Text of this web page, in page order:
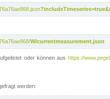
W/currentmeasurement.json
oder können aushttps://
werden: